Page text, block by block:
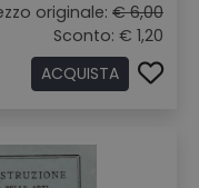
originale: € 6,00
Sconto: € 1,20
ACQUISTA